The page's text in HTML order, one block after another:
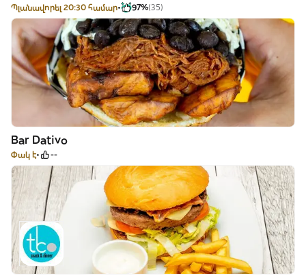
Պլանավորել 20:30 համար 97%(35)
Bar Dativo
Փակ է --